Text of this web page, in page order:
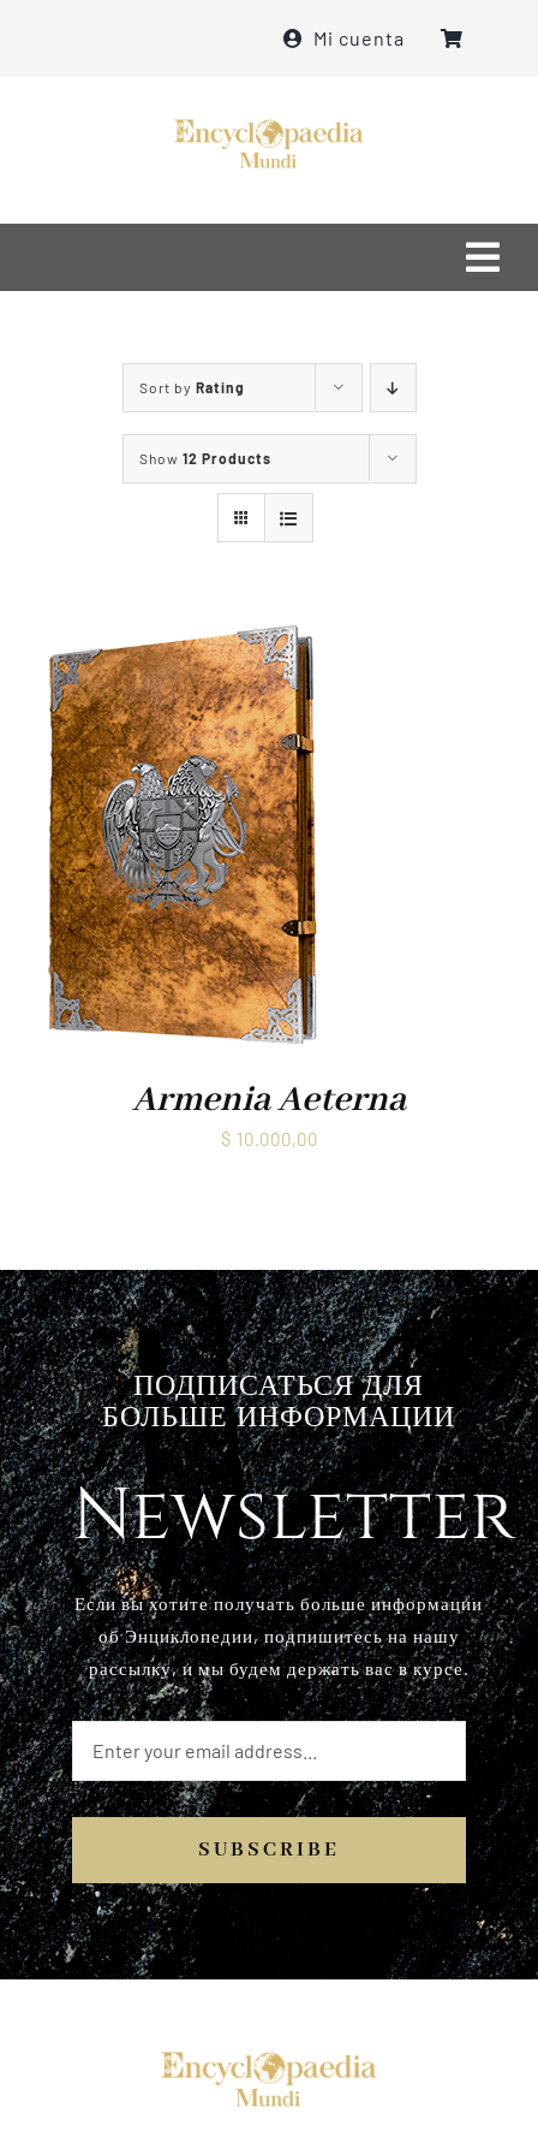
Mi cuenta
Что мы делаем
Нажимать
Контакт
Sort by Rating
Show 12 Products
Armenia Aeterna
$ 10.000,00
ПОДПИСАТЬСЯ ДЛЯ
БОЛЬШЕ ИНФОРМАЦИИ
Newsletter
Если вы хотите получать больше информации
об Энциклопедии, подпишитесь на нашу
рассылку, и мы будем держать вас в курсе.
SUBSCRIBE